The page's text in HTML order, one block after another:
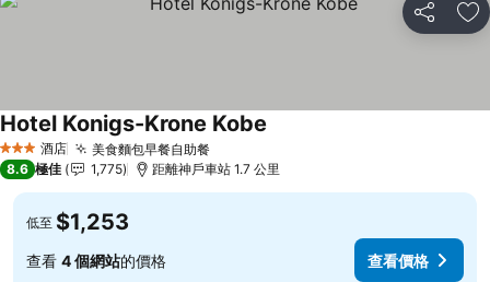
分享 放
3 星級 酒店 美食麵包早餐自助餐查看價格
Hotel Konigs-Krone Kobe
8.6 極佳 1,775 距離神戶車站 1.7 公里
低至 $1,253
查看 4 個網站的價格 查看價格